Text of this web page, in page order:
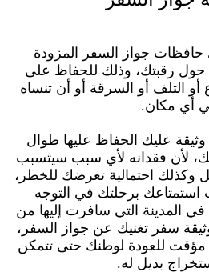
حافظات جواز السفر المزودة
حول رقبتك، وذلك للحفاظ على
التلف أو السرقة أو أن تنساه
أي مكان.
عليك الحفاظ عليها طوال
لأن فقدانه لأي سبب سيتسبب
وكذلك احتمالية تعرضك للخطر،
برحلتك في التوجه
المدينة التي سافرت إليها من
سفر تغنيك عن جواز السفر،
مؤقت للعودة لوطنك حتى تتمكن
بديل له.